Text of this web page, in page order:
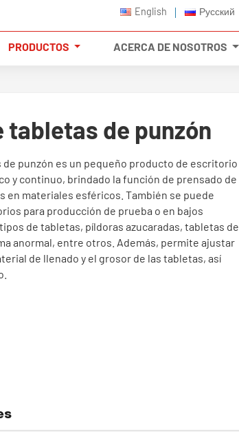
English Русский
PRODUCTOS ACERCA DE NOSOTROS
tabletas de punzón
de punzón es un pequeño producto de escritorio
y continuo, brindado la función de prensado de
en materiales esféricos. También se puede
para producción de prueba o en bajos
de tabletas, píldoras azucaradas, tabletas de
anormal, entre otros. Además, permite ajustar
de llenado y el grosor de las tabletas, así